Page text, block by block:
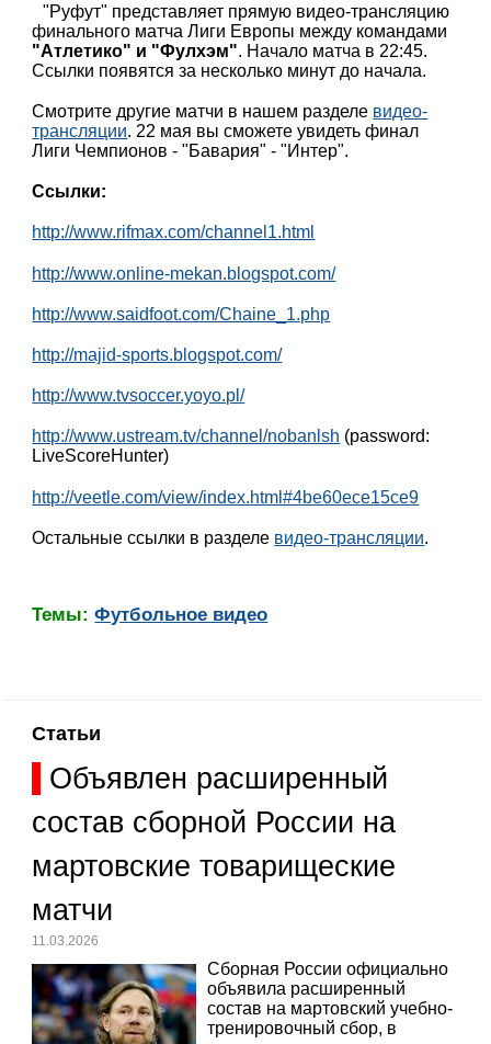
"Руфут" представляет прямую видео-трансляцию
финального матча Лиги Европы между командами
"Атлетико" и "Фулхэм". Начало матча в 22:45.
Ссылки появятся за несколько минут до начала.
Смотрите другие матчи в нашем разделе видео-
трансляции. 22 мая вы сможете увидеть финал
Лиги Чемпионов - "Бавария" - "Интер".
Ссылки:
http://www.rifmax.com/channel1.html
http://www.online-mekan.blogspot.com/
http://www.saidfoot.com/Chaine_1.php
http://majid-sports.blogspot.com/
http://www.tvsoccer.yoyo.pl/
http://www.ustream.tv/channel/nobanlsh (password:
LiveScoreHunter)
http://veetle.com/view/index.html#4be60ece15ce9
Остальные ссылки в разделе видео-трансляции.
Темы:Футбольное видео
Статьи
Объявлен расширенный
состав сборной России на
мартовские товарищеские
матчи
11.03.2026
Сборная России официально
объявила расширенный
состав на мартовский учебно-
тренировочный сбор, в